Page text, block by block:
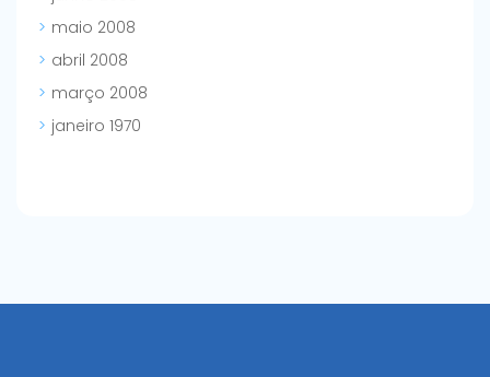
maio 2008
abril 2008
março 2008
janeiro 1970